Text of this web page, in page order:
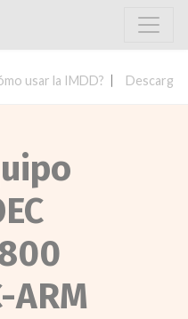
usar la IMDD? Descargar
ARM